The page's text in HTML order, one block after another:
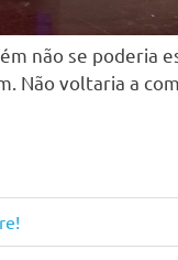
não se poderia
Não voltaria a